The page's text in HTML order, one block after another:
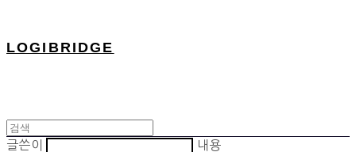
LOGIBRIDGE
글쓴이 내용